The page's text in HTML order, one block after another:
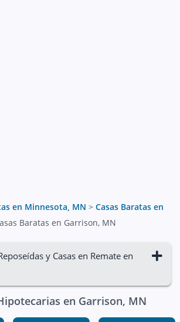
en Minnesota, MN > Casas Baratas en
Baratas en Garrison, MN
y Casas en Remate en
en Garrison, MN